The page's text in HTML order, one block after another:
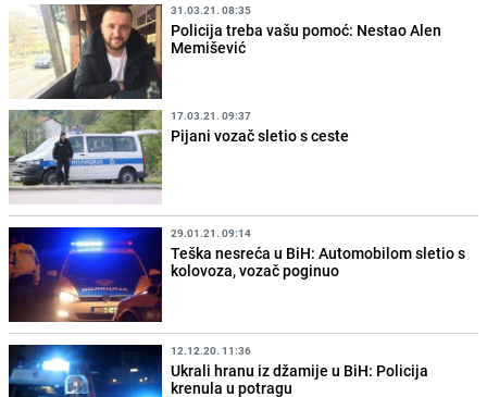
31.03.21. 08:35
Policija treba vašu pomoć: Nestao Alen
Memišević
17.03.21. 09:37
Pijani vozač sletio s ceste
29.01.21. 09:14
Teška nesreća u BiH: Automobilom sletio s
kolovoza, vozač poginuo
12.12.20. 11:36
Ukrali hranu iz džamije u BiH: Policija
krenula u potragu